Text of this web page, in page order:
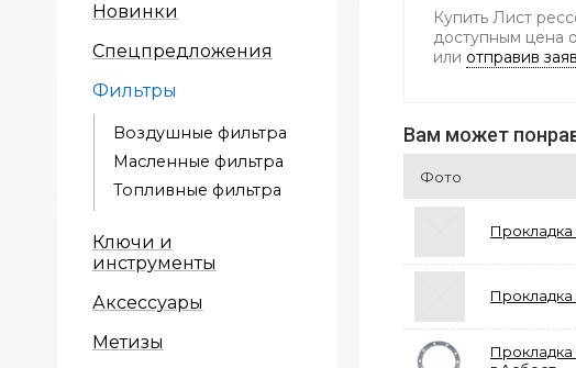
Новинки
Спецпредложения
Фильтры
Воздушные фильтра
Масленные фильтра
Топливные фильтра
Ключи и
инструменты
Аксессуары
Метизы
Купить Лист
доступным цена
или отправив
Вам может
Фото